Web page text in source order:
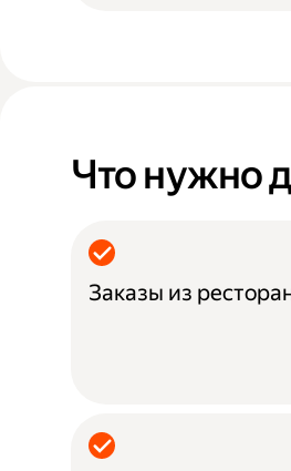
Что нужно
Заказы из